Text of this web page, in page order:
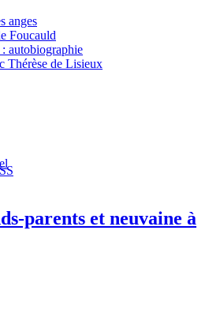
anges
Foucauld
: autobiographie
Thérèse de Lisieux
Jacques Gauthier
parents et neuvaine à